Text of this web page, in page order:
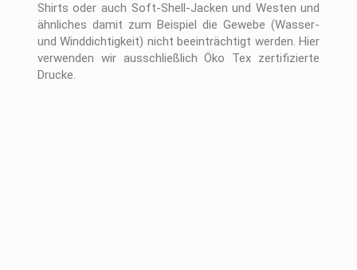
Shirts oder auch Soft-Shell-Jacken und Westen und
ähnliches damit zum Beispiel die Gewebe (Wasser-
und Winddichtigkeit) nicht beeinträchtigt werden. Hier
verwenden wir ausschließlich Öko Tex zertifizierte
Drucke.